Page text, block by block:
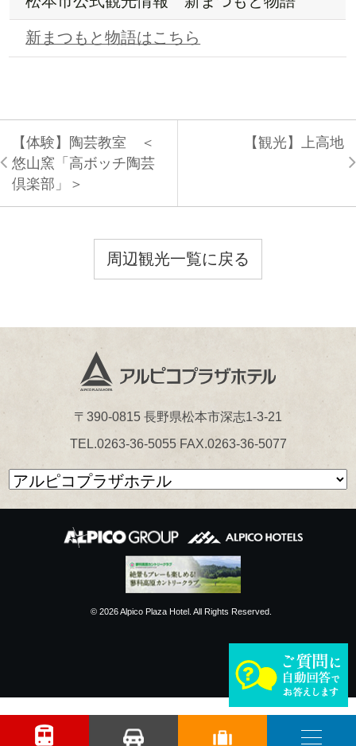
新まつもと物語はこちら
【体験】陶芸教室 ＜
悠山窯「高ボッチ陶芸
倶楽部」＞
【観光】上高地
周辺観光一覧に戻る
〒390-0815 長野県松本市深志1-3-21
TEL.0263-36-5055 FAX.0263-36-5077
© 2026 Alpico Plaza Hotel. All Rights Reserved.